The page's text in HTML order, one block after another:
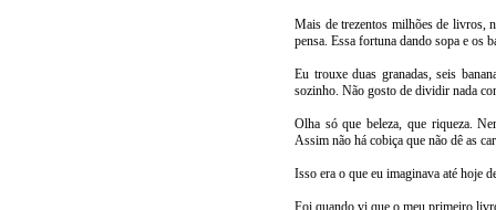
Mais de trezentos milhões de livros,
pensa. Essa fortuna dando sopa e os
Eu trouxe duas granadas, seis
sozinho. Não gosto de dividir nada
Olha só que beleza, que riqueza.
Assim não há cobiça que não dê as
Isso era o que eu imaginava até hoje
Foi quando vi que o meu primeiro